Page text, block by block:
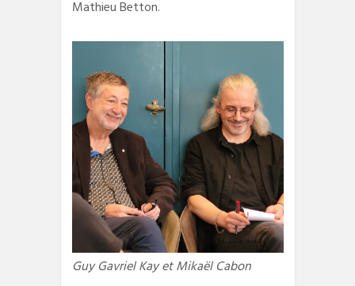
Mathieu Betton.
Guy Gavriel Kay et Mikaël Cabon